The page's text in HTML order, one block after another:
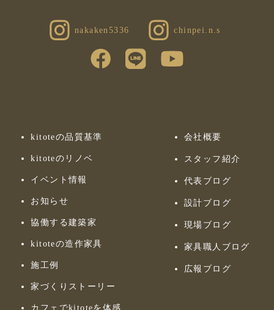
nakaken5336 chinpei.n.s
kitoteの品質基準
kitoteのリノベ
イベント情報
お知らせ
協働する建築家
kitoteの造作家具
施工例
家づくりストーリー
カフェでkitoteを体感
会社概要
スタッフ紹介
代表ブログ
設計ブログ
現場ブログ
家具職人ブログ
広報ブログ